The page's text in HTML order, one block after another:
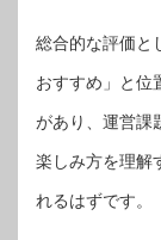
総合的な評価と
おすすめ」と位
があり、運営課
楽しみ方を理解
れるはずです。